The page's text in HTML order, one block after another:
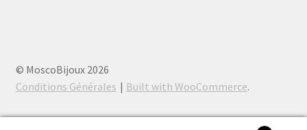
© MoscoBijoux 2026
Conditions Générales
Built with WooCommerce.